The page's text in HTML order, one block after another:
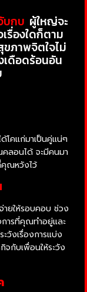
บกบ ผู้ใหญ่จะ
รื่องใดก็ตาม
ภาพจิตใจไม่
เดือดร้อนอัน
โคแก่มาเป็นคู่แน่ๆ
คลอนได้ จะมีคนมา
ณหวังไว้
ายให้รอบคอบ ช่วง
การที่คุณทำอยู่และ
วังเรื่องการแบ่ง
กับเพื่อนให้ระวัง